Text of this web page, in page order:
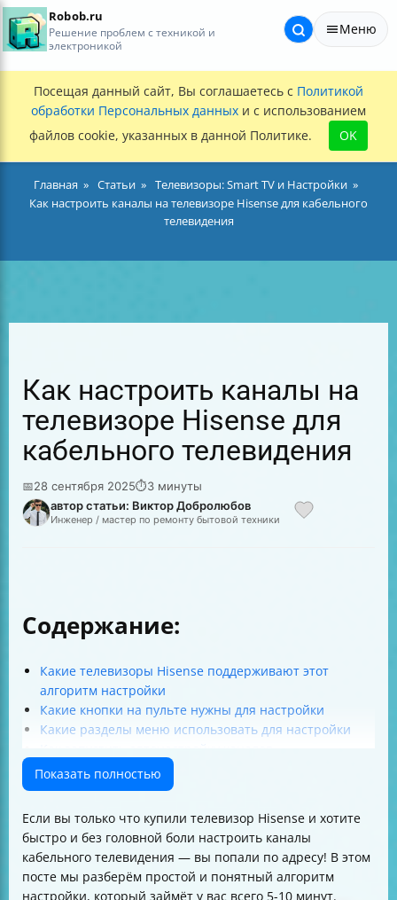
Robob.ru
Решение проблем с техникой и
электроникой
Меню
Посещая данный сайт, Вы соглашаетесь с Политикой
обработки Персональных данных и с использованием
файлов cookie, указанных в данной Политике.
OK
Главная Статьи
Телевизоры: Smart TV и Настройки
Как настроить каналы на телевизоре Hisense для кабельного
телевидения
Как настроить каналы на
телевизоре Hisense для
кабельного телевидения
📅28 сентября 2025⏱3 минуты
автор статьи: Виктор Добролюбов
Инженер / мастер по ремонту бытовой техники
Содержание:
Какие телевизоры Hisense поддерживают этот
алгоритм настройки
Какие кнопки на пульте нужны для настройки
Какие разделы меню использовать для настройки
Какие параметры нужно установить для приёма
кабельного телевидения
Сколько времени занимает настройка
Что делать, если настройка не удалась
Куда звонить за помощью
Итоговая таблица шагов настройки
Показать полностью
Если вы только что купили телевизор Hisense и хотите
быстро и без головной боли настроить каналы
кабельного телевидения — вы попали по адресу! В этом
посте мы разберём простой и понятный алгоритм
настройки, который займёт у вас всего 5-10 минут.